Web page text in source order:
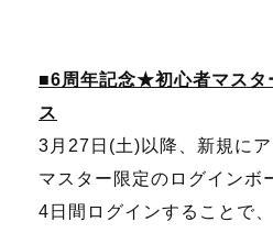
■6周年記念★初心者マスタ
ス
3月27日(土)以降、新規に
マスター限定のログインボ
4日間ログインすることで